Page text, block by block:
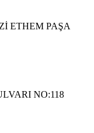
ETHEM PAŞA
NO:118